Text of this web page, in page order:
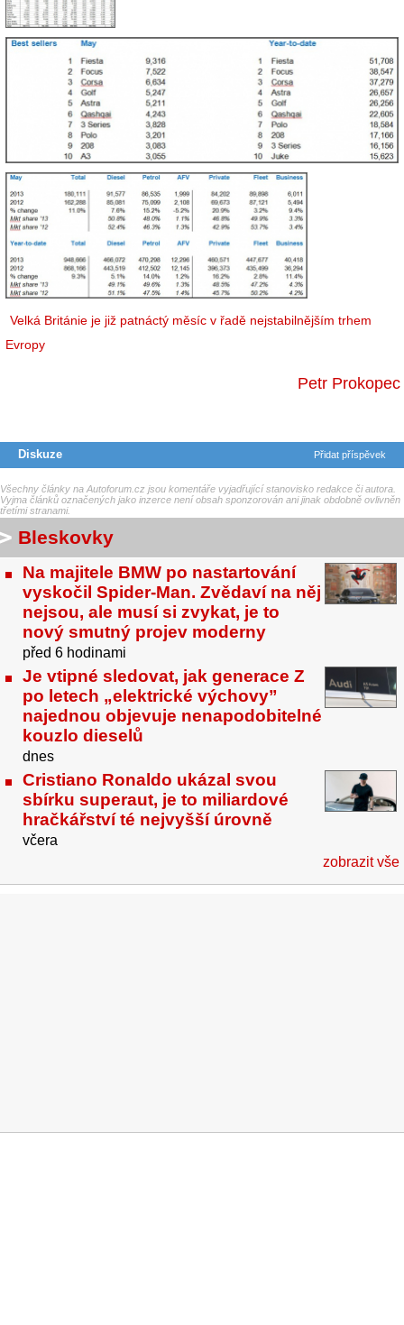
Velká Británie je již patnáctý měsíc v řadě nejstabilnějším trhem
Evropy
Petr Prokopec
Diskuze Přidat příspěvek
Všechny články na Autoforum.cz jsou komentáře vyjadřující stanovisko redakce či autora.
Vyjma článků označených jako inzerce není obsah sponzorován ani jinak obdobně ovlivněn
třetími stranami.
Bleskovky
Na majitele BMW po nastartování
vyskočil Spider-Man. Zvědaví na něj
nejsou, ale musí si zvykat, je to
nový smutný projev moderny
před 6 hodinami
Je vtipné sledovat, jak generace Z
po letech „elektrické výchovy”
najednou objevuje nenapodobitelné
kouzlo dieselů
dnes
Cristiano Ronaldo ukázal svou
sbírku superaut, je to miliardové
hračkářství té nejvyšší úrovně
včera
zobrazit vše